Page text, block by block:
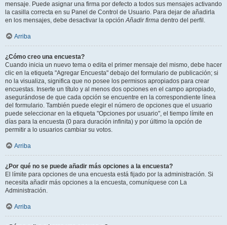
mensaje. Puede asignar una firma por defecto a todos sus mensajes activando
la casilla correcta en su Panel de Control de Usuario. Para dejar de añadirla
en los mensajes, debe desactivar la opciónAñadir firma dentro del perfil.
Arriba
¿Cómo creo una encuesta?
Cuando inicia un nuevo tema o edita el primer mensaje del mismo, debe hacer
clic en la etiqueta "Agregar Encuesta" debajo del formulario de publicación; si
no la visualiza, significa que no posee los permisos apropiados para crear
encuestas. Inserte un título y al menos dos opciones en el campo apropiado,
asegurándose de que cada opción se encuentre en la correspondiente línea
del formulario. También puede elegir el número de opciones que el usuario
puede seleccionar en la etiqueta "Opciones por usuario", el tiempo límite en
días para la encuesta (0 para duración infinita) y por último la opción de
permitir a lo usuarios cambiar su votos.
Arriba
¿Por qué no se puede añadir más opciones a la encuesta?
El límite para opciones de una encuesta está fijado por la administración. Si
necesita añadir más opciones a la encuesta, comuníquese con La
Administración.
Arriba